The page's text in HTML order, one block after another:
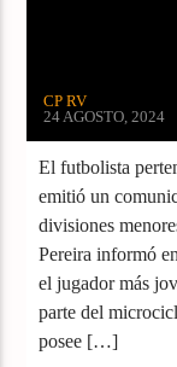
CP RV
24 AGOSTO, 2024
El futbolista
emitió un
divisiones
Pereira informó
el jugador más
parte del
posee […]